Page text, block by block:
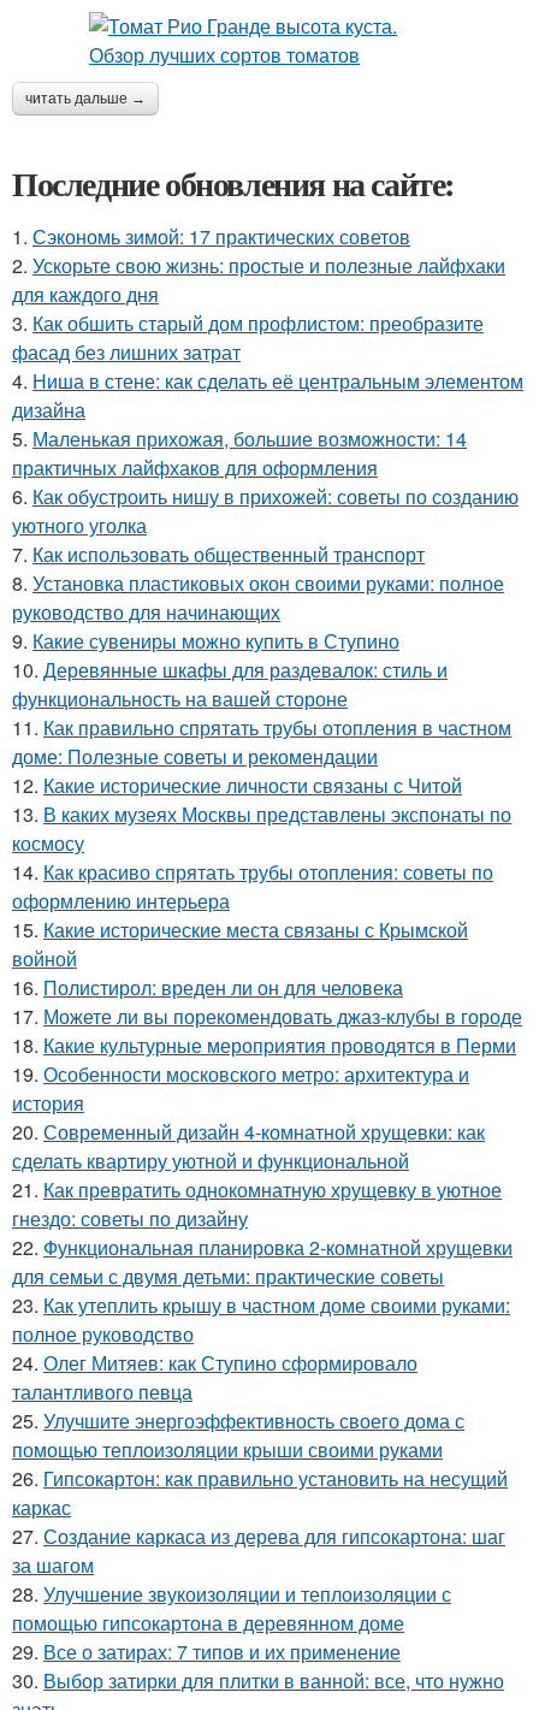
читать дальше →
Последние обновления на сайте:
1. Сэкономь зимой: 17 практических советов
2. Ускорьте свою жизнь: простые и полезные лайфхаки
для каждого дня
3. Как обшить старый дом профлистом: преобразите
фасад без лишних затрат
4. Ниша в стене: как сделать её центральным элементом
дизайна
5. Маленькая прихожая, большие возможности: 14
практичных лайфхаков для оформления
6. Как обустроить нишу в прихожей: советы по созданию
уютного уголка
7. Как использовать общественный транспорт
8. Установка пластиковых окон своими руками: полное
руководство для начинающих
9. Какие сувениры можно купить в Ступино
10. Деревянные шкафы для раздевалок: стиль и
функциональность на вашей стороне
11. Как правильно спрятать трубы отопления в частном
доме: Полезные советы и рекомендации
12. Какие исторические личности связаны с Читой
13. В каких музеях Москвы представлены экспонаты по
космосу
14. Как красиво спрятать трубы отопления: советы по
оформлению интерьера
15. Какие исторические места связаны с Крымской
войной
16. Полистирол: вреден ли он для человека
17. Можете ли вы порекомендовать джаз-клубы в городе
18. Какие культурные мероприятия проводятся в Перми
19. Особенности московского метро: архитектура и
история
20. Современный дизайн 4-комнатной хрущевки: как
сделать квартиру уютной и функциональной
21. Как превратить однокомнатную хрущевку в уютное
гнездо: советы по дизайну
22. Функциональная планировка 2-комнатной хрущевки
для семьи с двумя детьми: практические советы
23. Как утеплить крышу в частном доме своими руками:
полное руководство
24. Олег Митяев: как Ступино сформировало
талантливого певца
25. Улучшите энергоэффективность своего дома с
помощью теплоизоляции крыши своими руками
26. Гипсокартон: как правильно установить на несущий
каркас
27. Создание каркаса из дерева для гипсокартона: шаг
за шагом
28. Улучшение звукоизоляции и теплоизоляции с
помощью гипсокартона в деревянном доме
29. Все о затирах: 7 типов и их применение
30. Выбор затирки для плитки в ванной: все, что нужно